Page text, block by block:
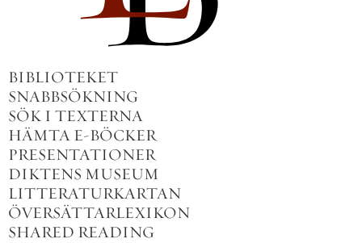
BIBLIOTEKET
SNABBSÖKNING
SÖK I TEXTERNA
HÄMTA E-BÖCKER
PRESENTATIONER
DIKTENS MUSEUM
LITTERATURKARTAN
ÖVERSÄTTARLEXIKON
SHARED READING